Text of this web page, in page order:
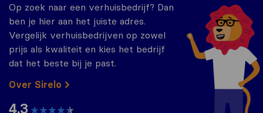
Op zoek naar een verhuisbedrijf? Dan
ben je hier aan het juiste adres.
Vergelijk verhuisbedrijven op zowel
prijs als kwaliteit en kies het bedrijf
dat het beste bij je past.
Over Sirelo
4.3